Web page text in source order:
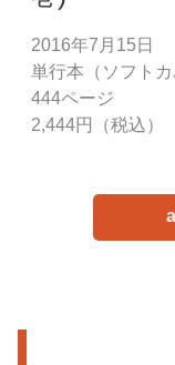
2016年7月15日
単行本（ソフトカ
444ページ
2,444円（税込）